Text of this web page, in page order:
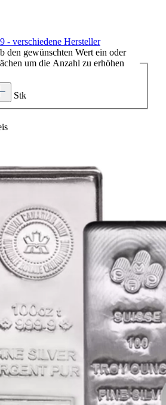
- verschiedene Hersteller
den gewünschten Wert ein oder
um die Anzahl zu erhöhen
Stk